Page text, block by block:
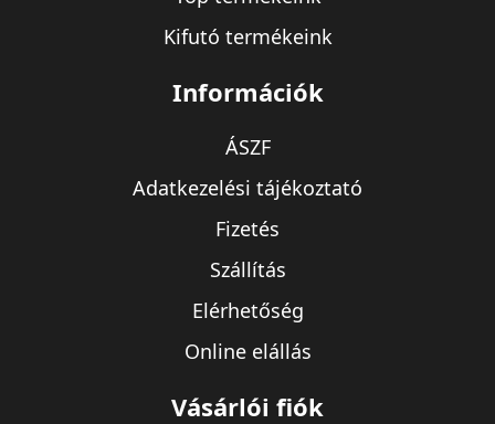
Kifutó termékeink
Információk
ÁSZF
Adatkezelési tájékoztató
Fizetés
Szállítás
Elérhetőség
Online elállás
Vásárlói fiók